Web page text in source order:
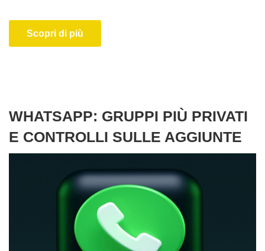
Scopri di più
WHATSAPP: GRUPPI PIÙ PRIVATI
E CONTROLLI SULLE AGGIUNTE